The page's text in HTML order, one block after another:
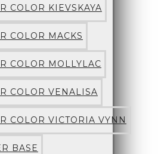
COLOR KIEVSKAYA
COLOR MACKS
COLOR MOLLYLAC
COLOR VENALISA
COLOR VICTORIA VYNN
BASE